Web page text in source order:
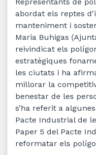
Representants de
abordat els reptes
manteniment i
Maria Buhigas
reivindicat els
estratègiques
les ciutats i ha
millorar la
benestar de les
s’ha referit a
Pacte Industrial de
Paper 5 del Pacte
reformatar els